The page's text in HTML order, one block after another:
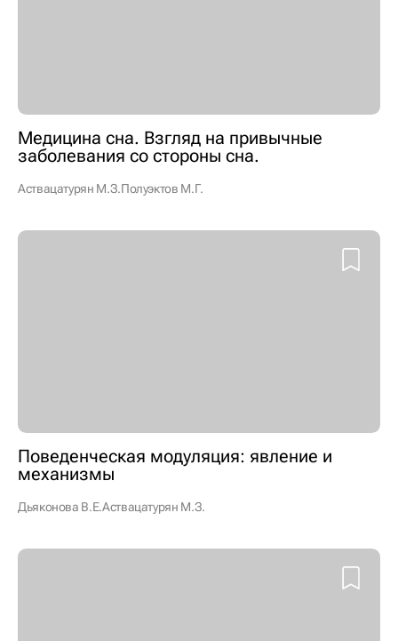
Медицина сна. Взгляд на привычные
заболевания со стороны сна.
Аствацатурян М.З.Полуэктов М.Г.
Поведенческая модуляция: явление и
механизмы
Дьяконова В.Е.Аствацатурян М.З.